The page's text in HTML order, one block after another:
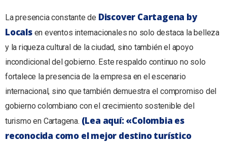
La presencia constante de Discover Cartagena by
Localsen eventos internacionales no solo destaca la belleza
y la riqueza cultural de la ciudad, sino también el apoyo
incondicional del gobierno. Este respaldo continuo no solo
fortalece la presencia de la empresa en el escenario
internacional, sino que también demuestra el compromiso del
gobierno colombiano con el crecimiento sostenible del
turismo en Cartagena. (Lea aquí: «Colombia es
reconocida como el mejor destino turístico